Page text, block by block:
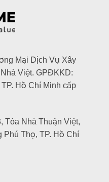
Mại Dịch Vụ Xây
Việt. GPĐKKD:
Hồ Chí Minh cấp
Tòa Nhà Thuận Việt,
Phú Thọ, TP. Hồ Chí